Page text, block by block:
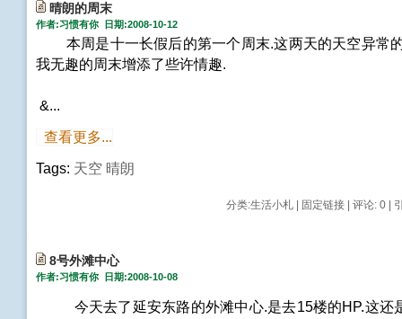
晴朗的周末
作者:习惯有你 日期:2008-10-12
本周是十一长假后的第一个周末.这两天的天空异常
我无趣的周末增添了些许情趣.
&...
查看更多...
Tags: 天空 晴朗
分类:生活小札 固定链接 评论: 0 |
8号外滩中心
作者:习惯有你 日期:2008-10-08
今天去了延安东路的外滩中心.是去15楼的HP.这还